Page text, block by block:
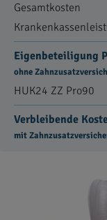
Gesamtkosten
Eigenbeteiligung
ohne
HUK24 ZZ Pro90
Verbleibende
mit